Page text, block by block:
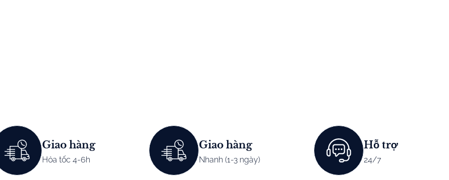
Giao hàng
Hỏa tốc 4-6h
Giao hàng
Nhanh (1-3 ngày)
Hỗ trợ
24/7